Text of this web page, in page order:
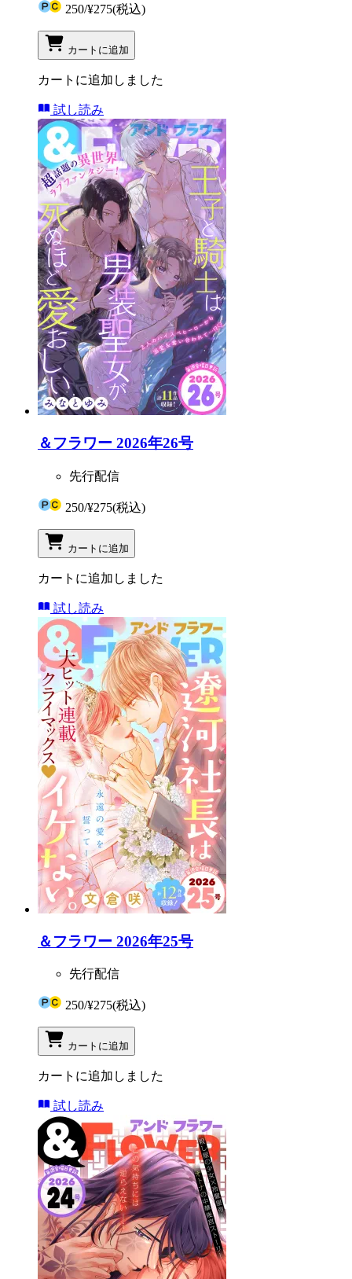
250/¥275(税込)
カートに追加
カートに追加しました
試し読み
＆フラワー 2026年26号
先行配信
250/¥275(税込)
カートに追加
カートに追加しました
試し読み
＆フラワー 2026年25号
先行配信
250/¥275(税込)
カートに追加
カートに追加しました
試し読み